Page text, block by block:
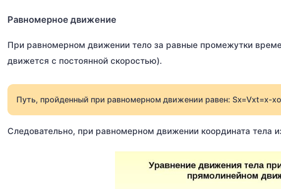
Равномерное движение
При равномерном движении тело за равные промежутки
движется с постоянной скоростью).
Путь, пройденный при равномерном движении равен: Sx=Vxt=x-xо
Следовательно, при равномерном движении координата тела